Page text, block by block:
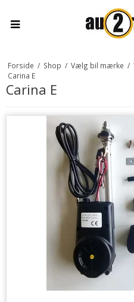
Forside / Shop / Vælg bil mærke /
Carina E
Carina E